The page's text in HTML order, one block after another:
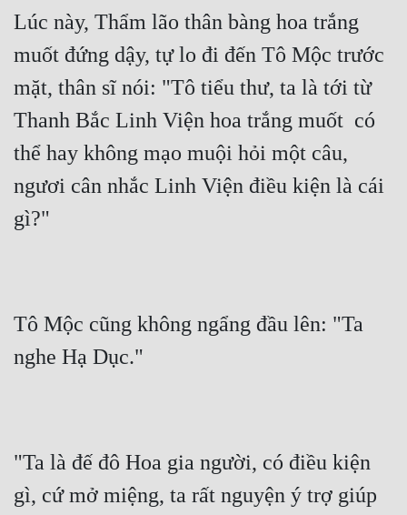
Tính Cách Nhân Vật :
Cơ Trí
Sát Phạt Quyết Đoán
Vô Sỉ
Lúc này, Thẩm lão thân bàng hoa trắng
muốt đứng dậy, tự lo đi đến Tô Mộc trước
mặt, thân sĩ nói: "Tô tiểu thư, ta là tới từ
Thanh Bắc Linh Viện hoa trắng muốt  có
thể hay không mạo muội hỏi một câu,
ngươi cân nhắc Linh Viện điều kiện là cái
gì?"
Tô Mộc cũng không ngẩng đầu lên: "Ta
nghe Hạ Dục."
"Ta là đế đô Hoa gia người, có điều kiện
gì, cứ mở miệng, ta rất nguyện ý trợ giúp